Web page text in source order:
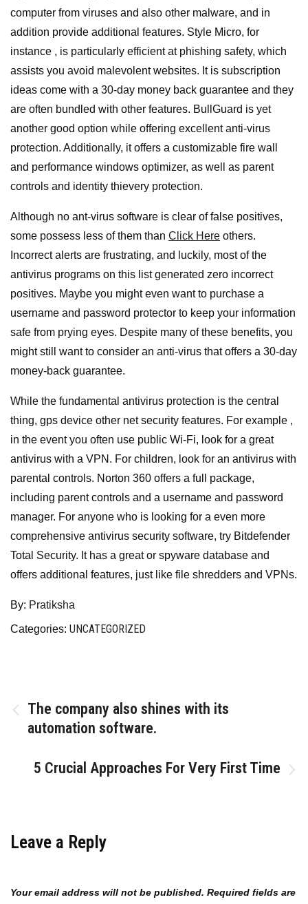
computer from viruses and also other malware, and in
addition provide additional features. Style Micro, for
instance , is particularly efficient at phishing safety, which
assists you avoid malevolent websites. It is subscription
ideas come with a 30-day money back guarantee and they
are often bundled with other features. BullGuard is yet
another good option while offering excellent anti-virus
protection. Additionally, it offers a customizable fire wall
and performance windows optimizer, as well as parent
controls and identity thievery protection.
Although no ant-virus software is clear of false positives,
some possess less of them than Click Here others.
Incorrect alerts are frustrating, and luckily, most of the
antivirus programs on this list generated zero incorrect
positives. Maybe you might even want to purchase a
username and password protector to keep your information
safe from prying eyes. Despite many of these benefits, you
might still want to consider an anti-virus that offers a 30-day
money-back guarantee.
While the fundamental antivirus protection is the central
thing, gps device other net security features. For example ,
in the event you often use public Wi-Fi, look for a great
antivirus with a VPN. For children, look for an antivirus with
parental controls. Norton 360 offers a full package,
including parent controls and a username and password
manager. For anyone who is looking for a even more
comprehensive antivirus security software, try Bitdefender
Total Security. It has a great or spyware database and
offers additional features, just like file shredders and VPNs.
By: Pratiksha
Categories: UNCATEGORIZED
Post
navigation
The company also shines with its
automation software.
5 Crucial Approaches For Very First Time
Leave a Reply
Your email address will not be published. Required fields are